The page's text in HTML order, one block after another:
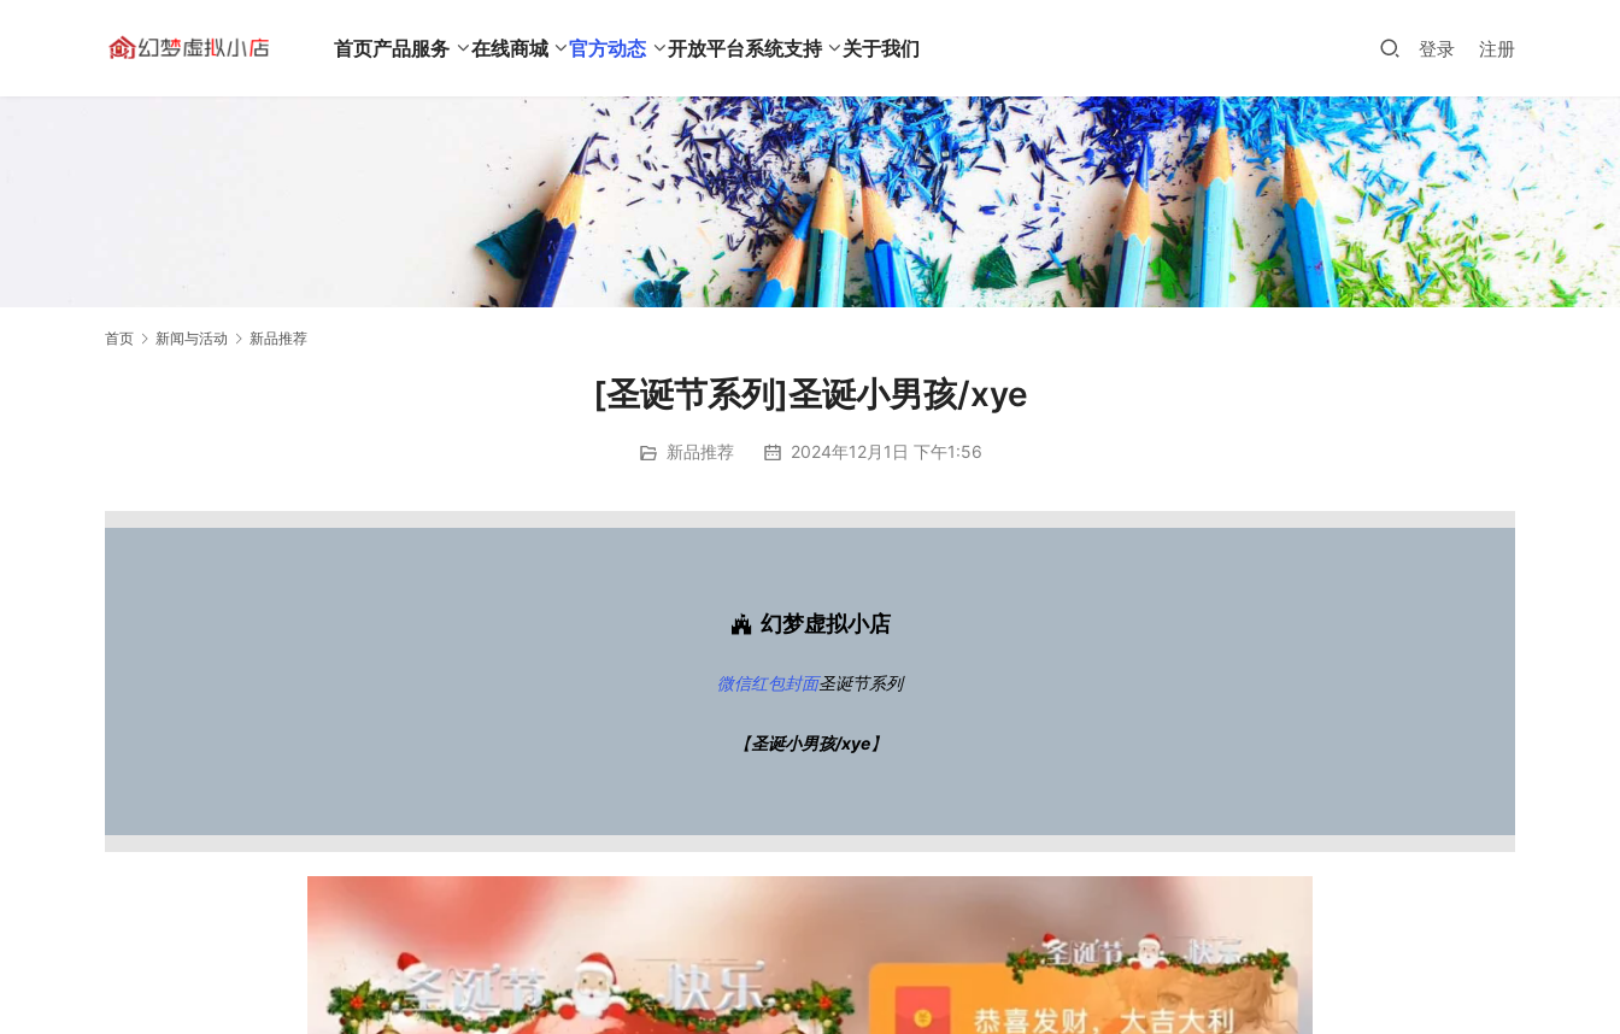
首页产品服务 在线商城 官方动态 开放平台系统支持 关于我们 登录 注册
首页 新闻与活动 新品推荐
[圣诞节系列]圣诞小男孩/xye
新品推荐 2024年12月1日 下午1:56
幻梦虚拟小店
微信红包封面圣诞节系列
【圣诞小男孩/xye】